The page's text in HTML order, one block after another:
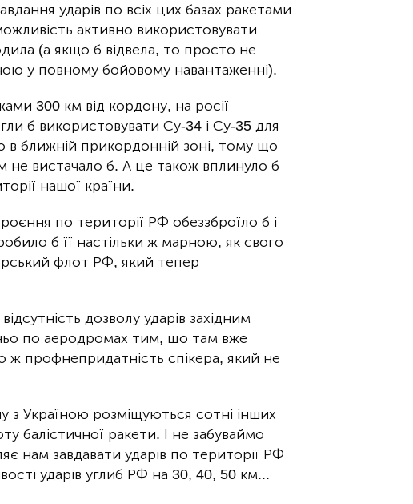
ударів по всіх цих базах ракетами
активно використовувати
(а якщо б відвела, то просто не
у повному бойовому навантаженні).
300 км від кордону, на росії
б використовувати Су-34 і Су-35 для
в ближній прикордонній зоні, тому що
не вистачало б. А це також вплинуло б
нашої країни.
по території РФ обеззброїло б і
б її настільки ж марною, як свого
флот РФ, який тепер
дозволу ударів західним
по аеродромах тим, що там вже
профнепридатність спікера, який не
з Україною розміщуються сотні інших
балістичної ракети. І не забуваймо
нам завдавати ударів по території РФ
ударів углиб РФ на 30, 40, 50 км...